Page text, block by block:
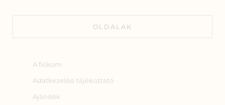
OLDALAK
A fiókom
Adatkezelési tájékoztató
Ajándék